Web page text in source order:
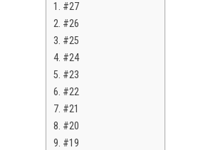
#27
#26
#25
#24
#23
#22
#21
#20
#19